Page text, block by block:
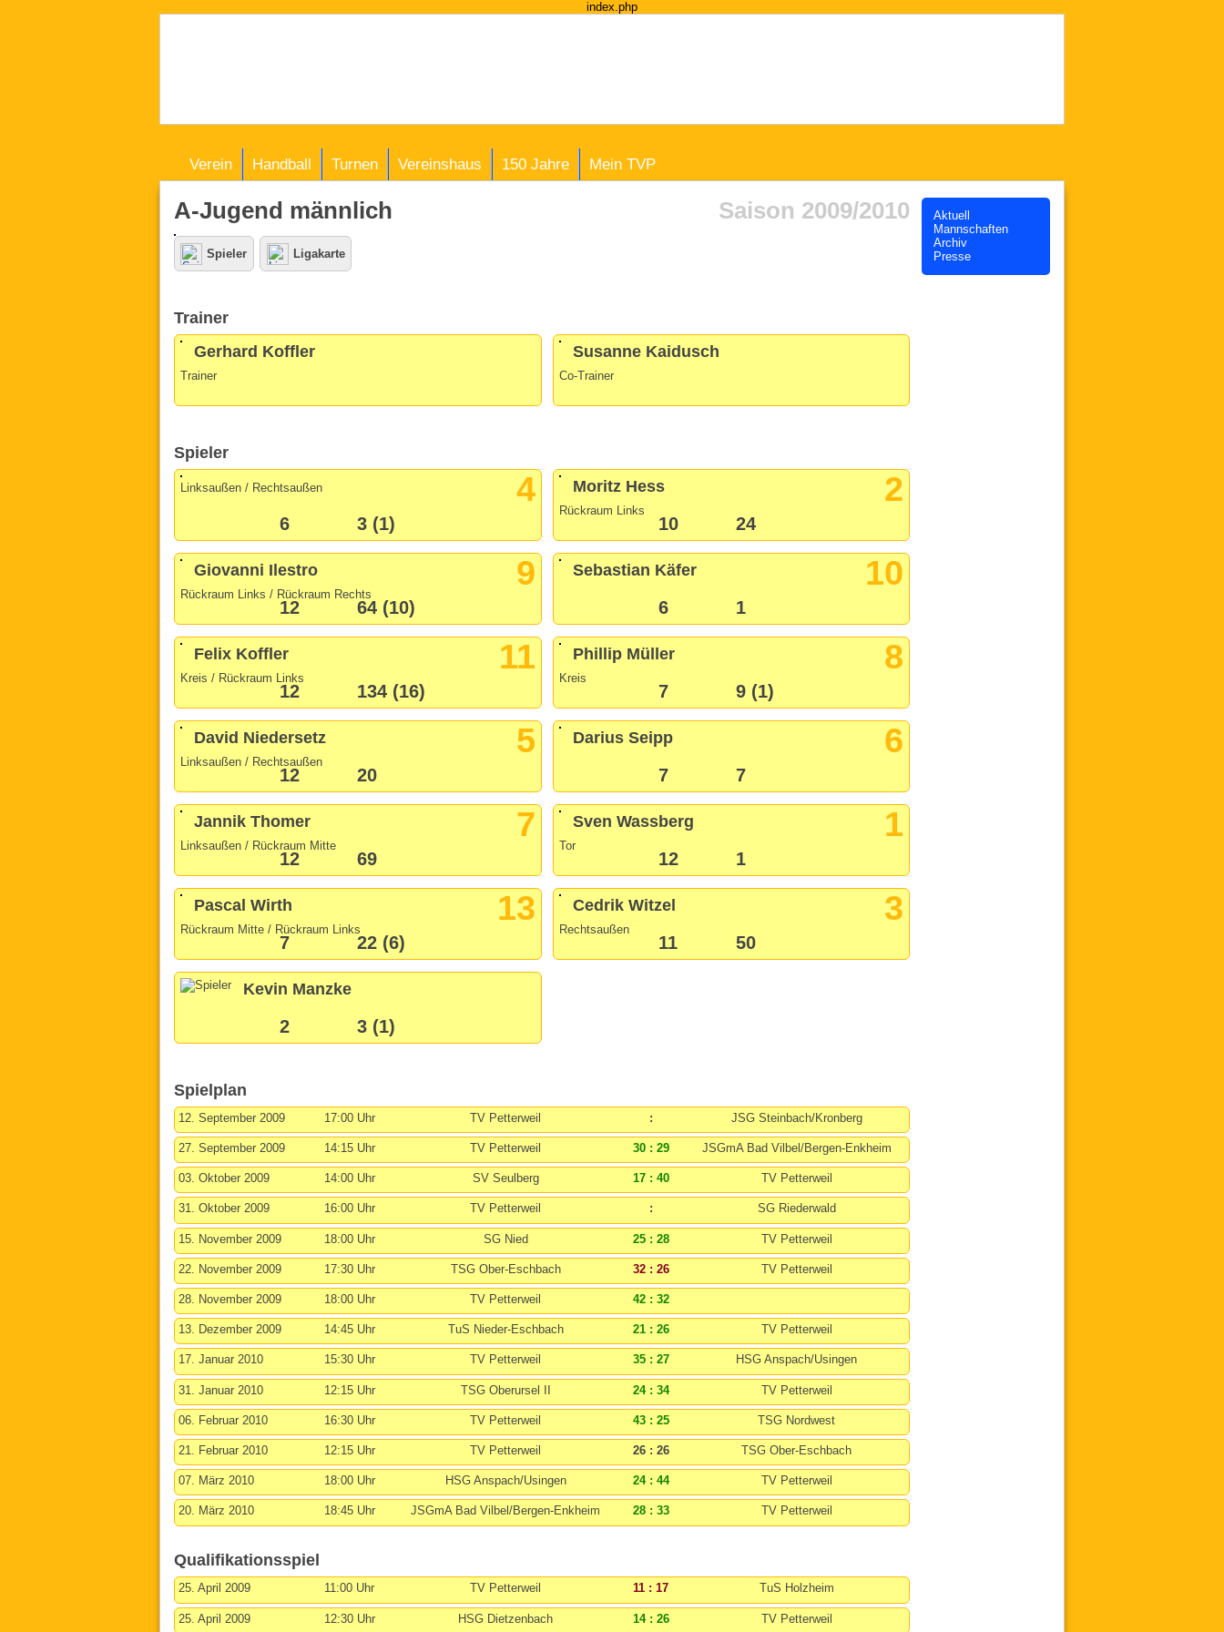
index.php
Verein Handball Turnen Vereinshaus 150 Jahre Mein TVP
Aktuell
Mannschaften
Archiv
Presse
A-Jugend männlich Saison 2009/2010
Spieler Ligakarte
Trainer
Gerhard Koffler
Trainer
Susanne Kaidusch
Co-Trainer
Spieler
4
Linksaußen / Rechtsaußen
6 3 (1)
2
Moritz Hess
Rückraum Links
10 24
9
Giovanni Ilestro
Rückraum Links / Rückraum Rechts
12 64 (10)
10
Sebastian Käfer
6 1
11
Felix Koffler
Kreis / Rückraum Links
12 134 (16)
8
Phillip Müller
Kreis
7 9 (1)
5
David Niedersetz
Linksaußen / Rechtsaußen
12 20
6
Darius Seipp
7 7
7
Jannik Thomer
Linksaußen / Rückraum Mitte
12 69
1
Sven Wassberg
Tor
12 1
13
Pascal Wirth
Rückraum Mitte / Rückraum Links
7 22 (6)
3
Cedrik Witzel
Rechtsaußen
11 50
Kevin Manzke
2 3 (1)
Spielplan
12. September 2009 17:00 Uhr TV Petterweil : JSG Steinbach/Kronberg
27. September 2009 14:15 Uhr TV Petterweil 30 : 29 JSGmA Bad Vilbel/Bergen-Enkheim
03. Oktober 2009 14:00 Uhr SV Seulberg 17 : 40 TV Petterweil
31. Oktober 2009 16:00 Uhr TV Petterweil : SG Riederwald
15. November 2009 18:00 Uhr SG Nied 25 : 28 TV Petterweil
22. November 2009 17:30 Uhr TSG Ober-Eschbach 32 : 26 TV Petterweil
28. November 2009 18:00 Uhr TV Petterweil 42 : 32
13. Dezember 2009 14:45 Uhr TuS Nieder-Eschbach 21 : 26 TV Petterweil
17. Januar 2010 15:30 Uhr TV Petterweil 35 : 27 HSG Anspach/Usingen
31. Januar 2010 12:15 Uhr TSG Oberursel II 24 : 34 TV Petterweil
06. Februar 2010 16:30 Uhr TV Petterweil 43 : 25 TSG Nordwest
21. Februar 2010 12:15 Uhr TV Petterweil 26 : 26 TSG Ober-Eschbach
07. März 2010 18:00 Uhr HSG Anspach/Usingen 24 : 44 TV Petterweil
20. März 2010 18:45 Uhr JSGmA Bad Vilbel/Bergen-Enkheim 28 : 33 TV Petterweil
Qualifikationsspiel
25. April 2009 11:00 Uhr TV Petterweil 11 : 17 TuS Holzheim
25. April 2009 12:30 Uhr HSG Dietzenbach 14 : 26 TV Petterweil